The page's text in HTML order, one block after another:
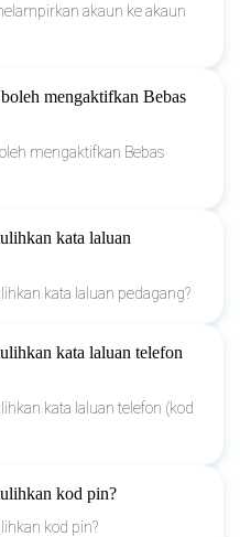
akaun ke akaun
mengaktifkan Bebas
mengaktifkan Bebas
kata laluan
kata laluan pedagang?
kata laluan telefon
kata laluan telefon (kod
kod pin?
kod pin?